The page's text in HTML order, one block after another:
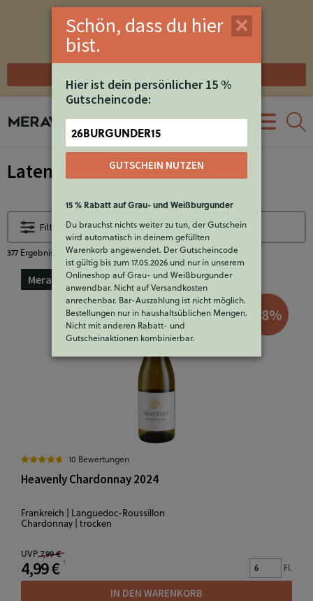
Happy Friday Deal
nur noch
Latenight-Shopping Angebote
Filter öffnen
Sortierung:
Relevanz
377 Ergebnisse
Meravino-Tipp
38%
10 Bewertungen
Heavenly Chardonnay 2024
Frankreich | Languedoc-Roussillon
Chardonnay | trocken
UVP 7,99 €
4,99 € Fl.
IN DEN WARENKORB
Schön, dass du hier
bist.
Hier ist dein persönlicher 15 %
Gutscheincode:
26BURGUNDER15
GUTSCHEIN NUTZEN
15 % Rabatt auf Grau- und Weißburgunder
Du brauchst nichts weiter zu tun, der Gutschein
wird automatisch in deinem gefüllten
Warenkorb angewendet. Der Gutscheincode
ist gültig bis zum 17.05.2026 und nur in unserem
Onlineshop auf Grau- und Weißburgunder
anwendbar. Nicht auf Versandkosten
anrechenbar. Bar-Auszahlung ist nicht möglich.
Bestellungen nur in haushaltsüblichen Mengen.
Nicht mit anderen Rabatt- und
Gutscheinaktionen kombinierbar.